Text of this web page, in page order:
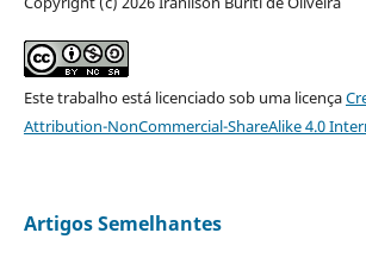
Este trabalho está licenciado sob uma licença
Attribution-NonCommercial-ShareAlike 4.0
Artigos Semelhantes